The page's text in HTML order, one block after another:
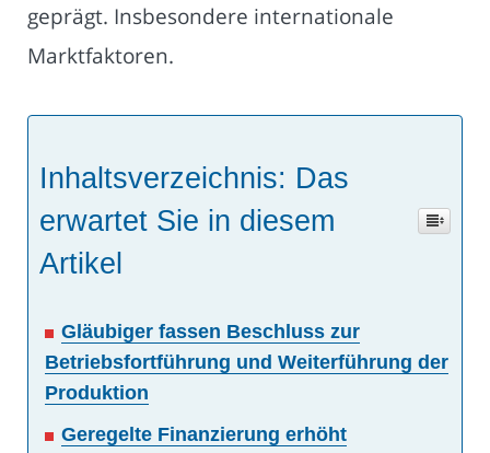
geprägt. Insbesondere internationale
Marktfaktoren.
Inhaltsverzeichnis: Das
erwartet Sie in diesem
Artikel
Gläubiger fassen Beschluss zur
Betriebsfortführung und Weiterführung der
Produktion
Geregelte Finanzierung erhöht